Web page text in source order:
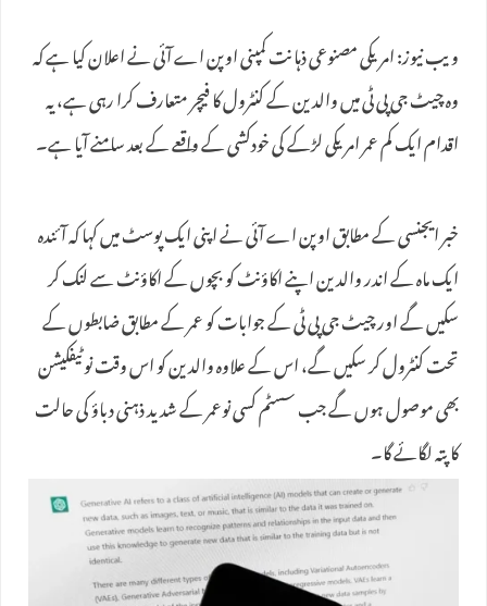
ویب نیوز: امریکی مصنوعی ذہانت کمپنی اوپن اے آئی نے اعلان کیا ہے کہ
وہ چیٹ جی پی ٹی میں والدین کے کنٹرول کا فیچر متعارف کرا رہی ہے، یہ
اقدام ایک کم عمر امریکی لڑکے کی خودکشی کے واقعے کے بعد سامنے آیا ہے۔
خبر ایجنسی کے مطابق اوپن اے آئی نے اپنی ایک پوسٹ میں کہا کہ آئندہ
ایک ماہ کے اندر والدین اپنے اکاؤنٹ کو بچوں کے اکاؤنٹ سے لنک کر
سکیں گے اور چیٹ جی پی ٹی کے جوابات کو عمر کے مطابق ضابطوں کے
تحت کنٹرول کر سکیں گے، اس کے علاوہ والدین کو اس وقت نوٹیفکیشن
بھی موصول ہوں گے جب سسٹم کسی نوعمر کے شدید ذہنی دباؤ کی حالت
کا پتہ لگائے گا۔